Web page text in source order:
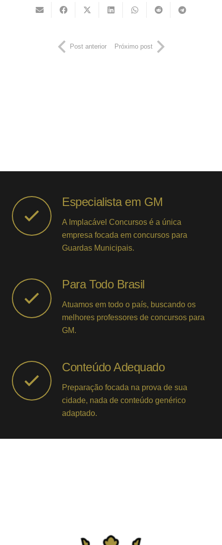
Post anterior Próximo post
Especialista em GM
A Implacável Concursos é a única
empresa focada em concursos para
Guardas Municipais.
Para Todo Brasil
Atuamos em todo o país, buscando os
melhores professores de concursos para
GM.
Conteúdo Adequado
Preparação focada na prova de sua
cidade, nada de conteúdo genérico
adaptado.